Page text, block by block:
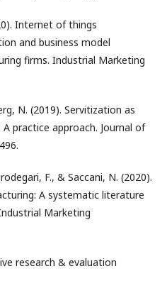
Internet of things
and business model
firms. Industrial Marketing
N. (2019). Servitization as
practice approach. Journal of
F., & Saccani, N. (2020).
A systematic literature
Marketing
research & evaluation